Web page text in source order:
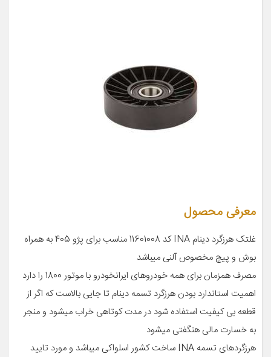
معرفی محصول
غلتک هرزگرد دینام INA کد 11601008 مناسب برای پژو 405 به همراه
بوش و پیچ مخصوص آلنی میباشد
مصرف همزمان برای همه خودروهای ایرانخودرو با موتور 1800 را دارد
اهمیت استاندارد بودن هرزگرد تسمه دینام تا جایی بالاست که اگر از
قطعه بی کیفیت استفاده شود در مدت کوتاهی خراب میشود و منجر
به خسارت مالی هنگفتی میشود
هرزگردهای تسمه INA ساخت کشور اسلواکی میباشد و مورد تایید